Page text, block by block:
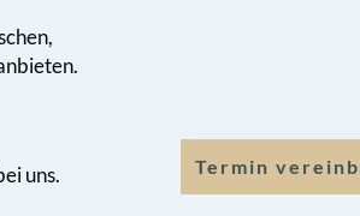
uns. Termin